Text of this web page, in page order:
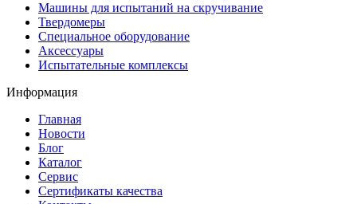
Машины для испытаний на скручивание
Твердомеры
Специальное оборудование
Аксессуары
Испытательные комплексы
Информация
Главная
Новости
Блог
Каталог
Сервис
Сертификаты качества